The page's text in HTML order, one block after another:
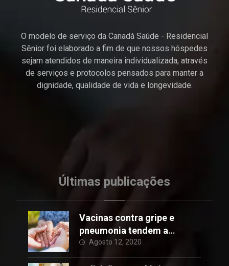
O modelo de serviço da Canadá Saúde - Residencial
Sênior foi elaborado a fim de que nossos hóspedes
sejam atendidos de maneira individualizada, através
de serviços e protocolos pensados para manter a
dignidade, qualidade de vida e longevidade.
Últimas publicações
Vacinas contra gripe e
pneumonia tendem a
reduzir o risco de Alzheimer
Agosto 12, 2020